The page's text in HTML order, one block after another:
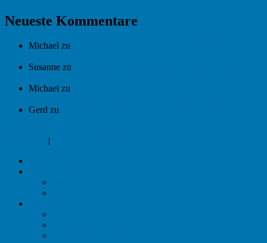
Neueste Kommentare
Michael zu
Susanne zu
Michael zu
Gerd zu
|